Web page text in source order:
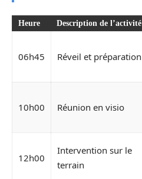
Heure Description de l’activité
06h45 Réveil et préparation
10h00 Réunion en visio
12h00
Intervention sur le
terrain